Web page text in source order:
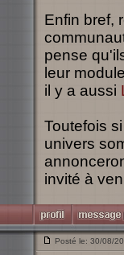
Enfin bref,
pense
leur
il y a aussi
Toutefois
univers
invité à
Posté le: 30/08/